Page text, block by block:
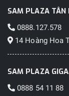
SAM PLAZA TÂN
0888.127.578
14 Hoàng Hoa
SAM PLAZA
0888 54 11 88